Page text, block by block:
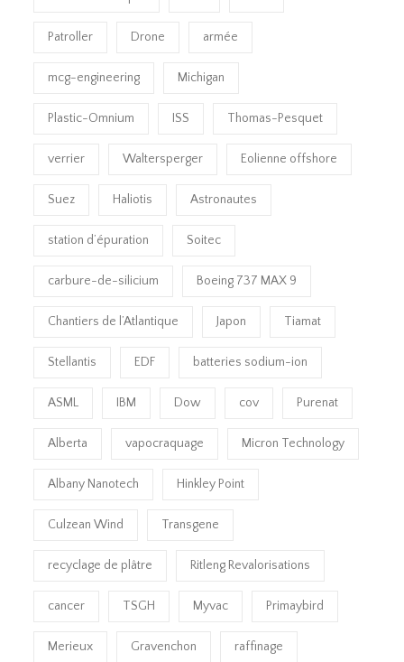
Patroller Drone armée
mcg-engineering Michigan
Plastic-Omnium ISS Thomas-Pesquet
verrier Waltersperger Eolienne offshore
Suez Haliotis Astronautes
station d’épuration Soitec
carbure-de-silicium Boeing 737 MAX 9
Chantiers de l’Atlantique Japon Tiamat
Stellantis EDF batteries sodium-ion
ASML IBM Dow cov Purenat
Alberta vapocraquage Micron Technology
Albany Nanotech Hinkley Point
Culzean Wind Transgene
recyclage de plâtre Ritleng Revalorisations
cancer TSGH Myvac Primaybird
Merieux Gravenchon raffinage